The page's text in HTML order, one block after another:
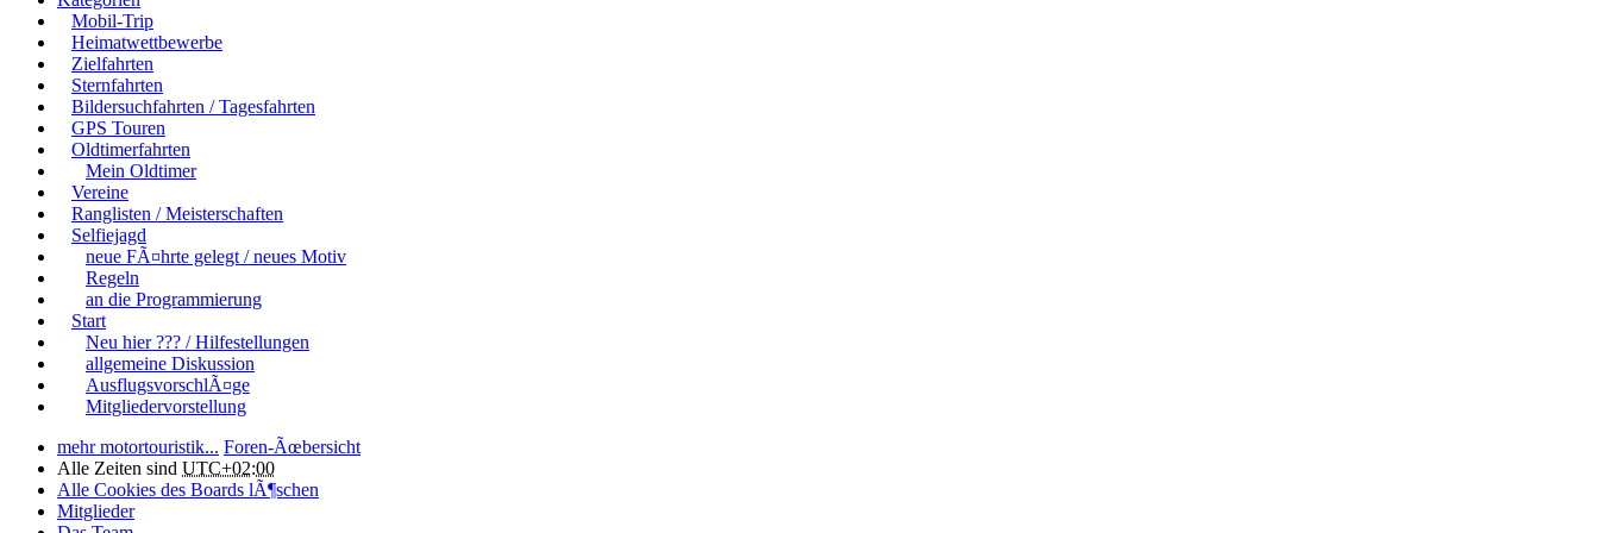
Mobil-Trip
Heimatwettbewerbe
Zielfahrten
Sternfahrten
Bildersuchfahrten / Tagesfahrten
GPS Touren
Oldtimerfahrten
Mein Oldtimer
Vereine
Ranglisten / Meisterschaften
Selfiejagd
neue FÃ¤hrte gelegt / neues Motiv
Regeln
an die Programmierung
Start
Neu hier ??? / Hilfestellungen
allgemeine Diskussion
AusflugsvorschlÃ¤ge
Mitgliedervorstellung
mehr motortouristik... Foren-Ãœbersicht
Alle Zeiten sind UTC+02:00
Alle Cookies des Boards lÃ¶schen
Mitglieder